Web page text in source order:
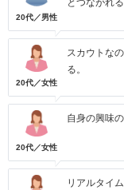
20代／男性
とつながれる
20代／女性
スカウトな
る。
20代／女性
自身の興味
リアルタイ